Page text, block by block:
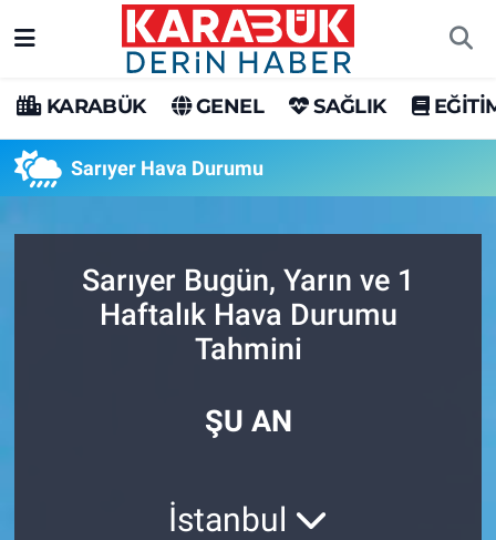
KARABÜK GENEL SAĞLIK
Sarıyer Hava Durumu
Sarıyer Bugün, Yarın ve 1
Haftalık Hava Durumu
Tahmini
ŞU AN
İstanbul
Karabük Hava Durumu
Karabük Trafik Yoğunluk Haritası
Tüm Manşetler
Son Dakika Haberleri